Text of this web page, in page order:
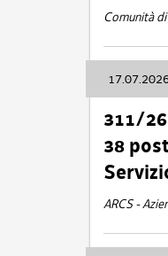
Comunità
17.07.2026
311/
38
ARCS -